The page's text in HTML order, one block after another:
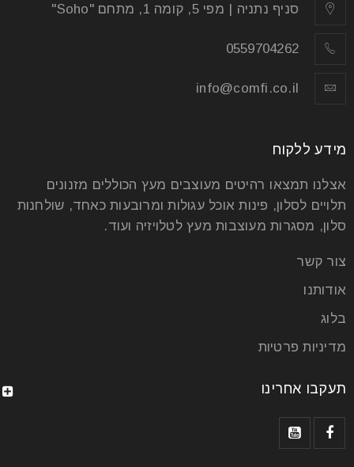
סניף נתניה | מפי 5, קומה 1, מתחם "Soho"
0559704262
info@comfi.co.il
מידע ללקוח
אצלנו תמצאו רהיטים מעוצבים מעץ הכוללים מזנונים
תלויים לסלון, פינות אוכל עגולות ומרובעות כאחד, שולחנות
סלון, מסגרות מעוצבות מעץ לטלויזיה ועוד.
צור קשר
אודותנו
בלוג
מדיניות פרטיות
תעקבו אחרינו